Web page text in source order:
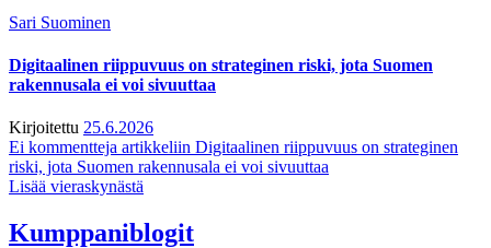
Sari Suominen
Digitaalinen riippuvuus on strateginen riski, jota Suomen
rakennusala ei voi sivuuttaa
Kirjoitettu 25.6.2026
Ei kommentteja artikkeliin Digitaalinen riippuvuus on strateginen
riski, jota Suomen rakennusala ei voi sivuuttaa
Lisää vieraskynästä
Kumppaniblogit